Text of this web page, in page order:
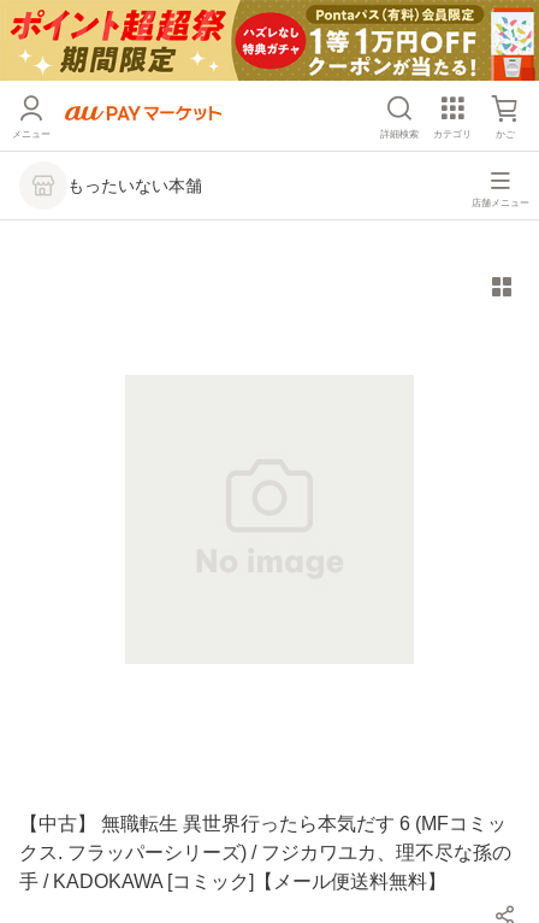
メニュー 詳細検索 カテゴリ かご
もったいない本舗
店舗メニュー
【中古】 無職転生 異世界行ったら本気だす 6 (MFコミッ
クス. フラッパーシリーズ) / フジカワユカ、理不尽な孫の
手 / KADOKAWA [コミック]【メール便送料無料】